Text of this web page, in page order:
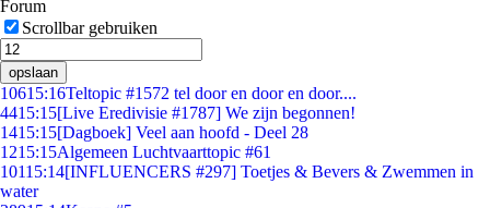
Forum
Scrollbar gebruiken
opslaan
10615:16Teltopic #1572 tel door en door en door....
4415:15[Live Eredivisie #1787] We zijn begonnen!
1415:15[Dagboek] Veel aan hoofd - Deel 28
1215:15Algemeen Luchtvaarttopic #61
10115:14[INFLUENCERS #297] Toetjes & Bevers & Zwemmen in
water